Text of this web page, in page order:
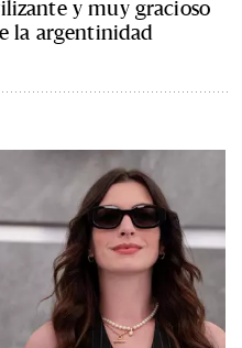
y muy gracioso
la argentinidad